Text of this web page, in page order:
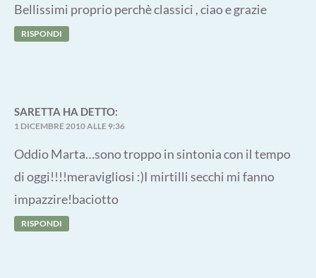
Bellissimi proprio perchè classici , ciao e grazie
RISPONDI
SARETTA HA DETTO:
1 DICEMBRE 2010 ALLE 9:36
Oddio Marta…sono troppo in sintonia con il tempo
di oggi!!!!meravigliosi :)I mirtilli secchi mi fanno
impazzire!baciotto
RISPONDI